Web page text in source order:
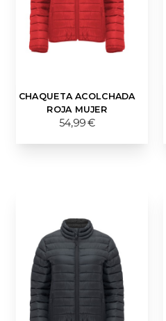
CHAQUETA ACOLCHADA
ROJA MUJER
54,99 €